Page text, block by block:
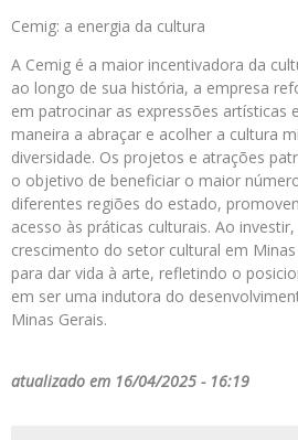
Cemig: a energia da cultura
A Cemig é a maior incentivadora da
ao longo de sua história, a empresa
em patrocinar as expressões artísticas
maneira a abraçar e acolher a cultura
diversidade. Os projetos e atrações
o objetivo de beneficiar o maior
diferentes regiões do estado,
acesso às práticas culturais. Ao
crescimento do setor cultural em
para dar vida à arte, refletindo o
em ser uma indutora do
Minas Gerais.
atualizado em 16/04/2025 - 16:19